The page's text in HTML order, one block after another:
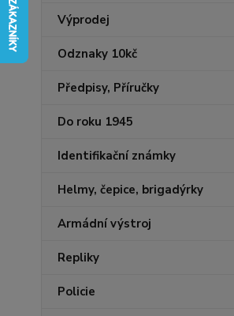
Výprodej
Odznaky 10kč
Předpisy, Příručky
Do roku 1945
Identifikační známky
Helmy, čepice, brigadýrky
Armádní výstroj
Repliky
Policie